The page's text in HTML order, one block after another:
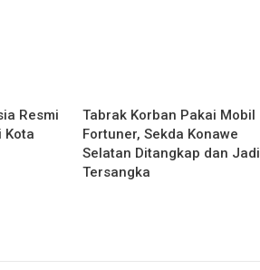
Resmi
Kota
Tabrak Korban Pakai Mobil
Fortuner, Sekda Konawe
Selatan Ditangkap dan Jadi
Tersangka